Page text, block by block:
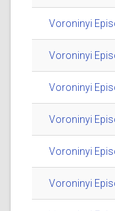
Voroninyi
Voroninyi
Voroninyi
Voroninyi
Voroninyi
Voroninyi